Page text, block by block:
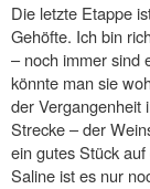
Die letzte Etappe
Gehöfte. Ich bin
– noch immer sind
könnte man sie
der Vergangenheit
Strecke – der
ein gutes Stück
Saline ist es nur